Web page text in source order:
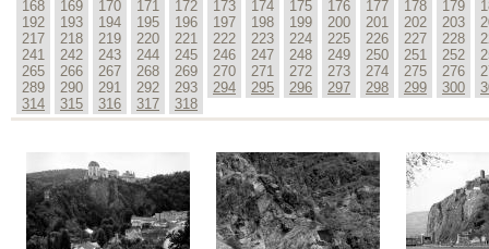
168
169 170 171 172 173 174 175 176 177 178 179
192
193 194 195 196 197 198 199 200 201 202 203
217
218 219 220 221 222 223 224 225 226 227 228
241
242 243 244 245 246 247 248 249 250 251 252
265
266 267 268 269 270 271 272 273 274 275 276
289
290 291 292 293 294 295 296 297 298 299 300
314
315 316 317 318